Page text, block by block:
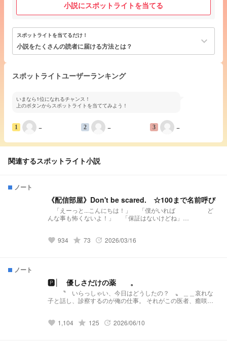
小説にスポットライトを当てる
スポットライトを当てるだけ！
小説をたくさんの読者に届ける方法とは？ keyboard_arrow_down
スポットライトユーザーランキング
いまなら1位になれるチャンス！
上のボタンからスポットライトを当ててみよう！
1 − 2 − 3 −
関連するスポットライト小説
ノート
《配信部屋》Don't be scared. ☆100まで名前呼び
「えーっと...こんにちは！」 「僕がいれば ど
んな事も怖くないよ！」 「保証はないけどね」
様 海風船様
ね 1☆＝2万チャンネル登録
ʕ•̫͡•ʕ•̫͡•ʔ•̫͡•ʔ•̫͡•ʕ•̫͡•ʔ•̫͡•ʕ•̫͡•ʕ•̫͡•ʔ•̫͡•ʔ•̫͡•ʕ•̫͡•ʔ•̫͡•ʔ スカウト、コラボ等 全然
大丈夫です！ 固定チャプターまでお願いします🙇
ʕ•̫͡•ʕ•̫͡•ʔ•̫͡•ʔ•̫͡•ʕ•̫͡•ʔ•̫͡•ʕ•̫͡•ʕ•̫͡•ʔ•̫͡•ʔ•̫͡•ʕ•̫͡•ʔ•̫͡•ʔ ❇︎僕は悪くな
favorite 934 grade 73 update 2026/03/16
ノート
🅿️│ 優しさだけの薬 。
〝 いらっしゃい、今日はどうしたの？ 〟 ＿＿哀れな
子と話し、診察するのが俺の仕事。 それがこの医者、癒咲し
〖novel/oZI9SHphr7KqNMd8dkMn〗 母様
favorite 1,104 grade 125 update 2026/06/10